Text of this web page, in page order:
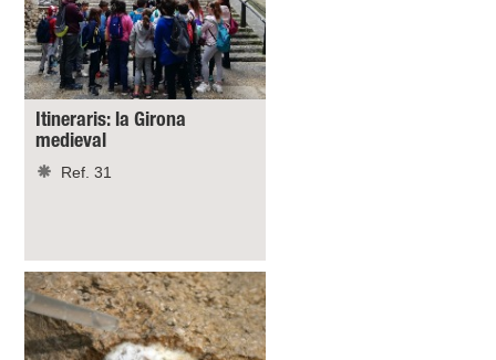
Itineraris: la Girona
medieval
Ref. 31